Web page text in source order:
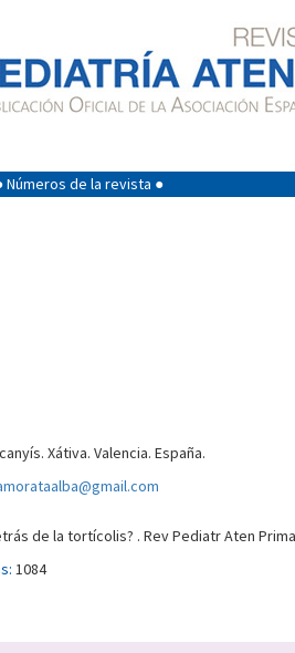
Números de la revista ●
Xátiva. Valencia. España.
de la tortícolis? . Rev Pediatr Aten
1084